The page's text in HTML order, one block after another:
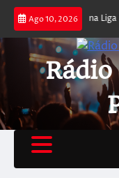
Ago 10, 2026
poker e prossegue na Liga